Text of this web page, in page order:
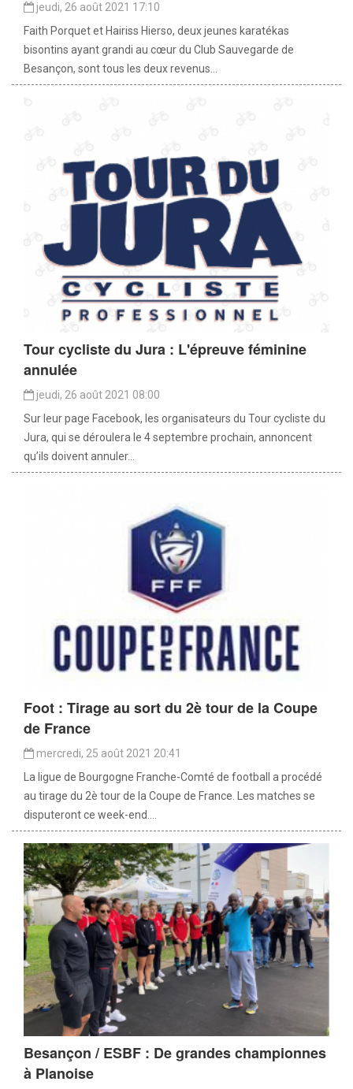
jeudi, 26 août 2021 17:10
Faith Porquet et Hairiss Hierso, deux jeunes karatékas
bisontins ayant grandi au cœur du Club Sauvegarde de
Besançon, sont tous les deux revenus...
Tour cycliste du Jura : L'épreuve féminine
annulée
jeudi, 26 août 2021 08:00
Sur leur page Facebook, les organisateurs du Tour cycliste du
Jura, qui se déroulera le 4 septembre prochain, annoncent
qu’ils doivent annuler...
Foot : Tirage au sort du 2è tour de la Coupe
de France
mercredi, 25 août 2021 20:41
La ligue de Bourgogne Franche-Comté de football a procédé
au tirage du 2è tour de la Coupe de France. Les matches se
disputeront ce week-end....
Besançon / ESBF : De grandes championnes
à Planoise